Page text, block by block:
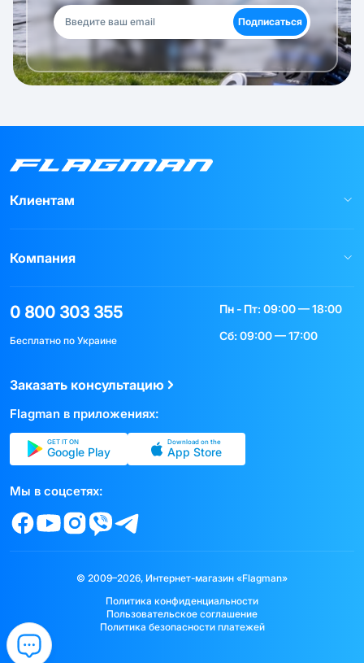
Подписаться
Клиентам
Компания
0 800 303 355
Бесплатно по Украине
Пн - Пт: 09:00 — 18:00
Сб: 09:00 — 17:00
Заказать консультацию
Flagman в приложениях:
GET IT ON
Google Play
Download on the
App Store
Мы в соцсетях:
© 2009–2026, Интернет-магазин «Flagman»
Политика конфиденциальности
Пользовательское соглашение
Политика безопасности платежей